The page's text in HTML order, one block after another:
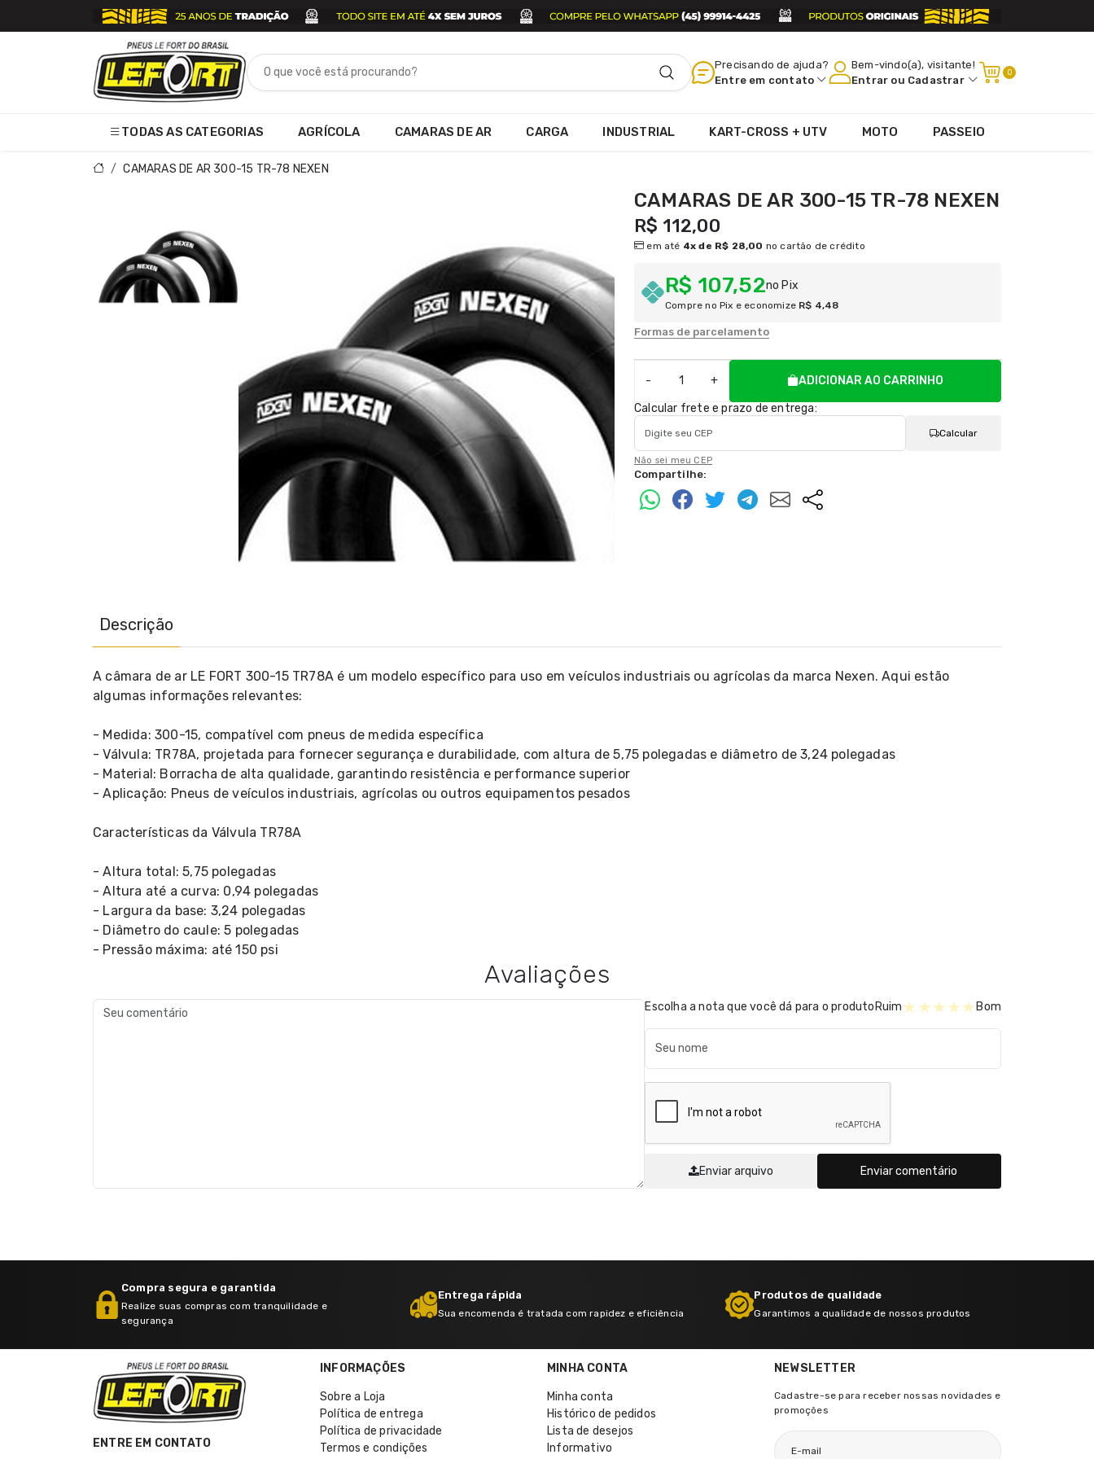
Precisando de ajuda?
Entre em contato
Bem-vindo(a), visitante!
Entrar ou Cadastrar
0
TODAS AS CATEGORIAS AGRÍCOLA CAMARAS DE AR CARGA INDUSTRIAL KART-CROSS + UTV MOTO PASSEIO
CAMARAS DE AR 300-15 TR-78 NEXEN
CAMARAS DE AR 300-15 TR-78 NEXEN
R$ 112,00
em até 4x de R$ 28,00 no cartão de crédito
R$ 107,52no Pix
Compre no Pix e economize R$ 4,48
Formas de parcelamento
- +
ADICIONAR AO CARRINHO
Calcular frete e prazo de entrega:
Calcular
Não sei meu CEP
Compartilhe:
Descrição
A câmara de ar LE FORT 300-15 TR78A é um modelo específico para uso em veículos industriais ou agrícolas da marca Nexen. Aqui estão
algumas informações relevantes:
- Medida: 300-15, compatível com pneus de medida específica
- Válvula: TR78A, projetada para fornecer segurança e durabilidade, com altura de 5,75 polegadas e diâmetro de 3,24 polegadas
- Material: Borracha de alta qualidade, garantindo resistência e performance superior
- Aplicação: Pneus de veículos industriais, agrícolas ou outros equipamentos pesados
Características da Válvula TR78A
- Altura total: 5,75 polegadas
- Altura até a curva: 0,94 polegadas
- Largura da base: 3,24 polegadas
- Diâmetro do caule: 5 polegadas
- Pressão máxima: até 150 psi
Avaliações
Escolha a nota que você dá para o produto Ruim ★
★
★
★
★ Bom
Enviar arquivo Enviar comentário
Compra segura e garantida
Realize suas compras com tranquilidade e
segurança
Entrega rápida
Sua encomenda é tratada com rapidez e eficiência
Produtos de qualidade
Garantimos a qualidade de nossos produtos
ENTRE EM CONTATO
INFORMAÇÕES
Sobre a Loja
Política de entrega
Política de privacidade
Termos e condições
MINHA CONTA
Minha conta
Histórico de pedidos
Lista de desejos
Informativo
NEWSLETTER
Cadastre-se para receber nossas novidades e
promoções